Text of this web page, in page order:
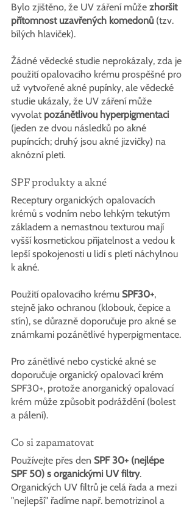
Bylo zjištěno, že UV záření může zhoršit
přítomnost uzavřených komedonů (tzv.
bílých hlaviček).
Žádné vědecké studie neprokázaly, zda je
použití opalovacího krému prospěšné pro
už vytvořené akné pupínky, ale vědecké
studie ukázaly, že UV záření může
vyvolat pozánětlivou hyperpigmentaci
(jeden ze dvou následků po akné
pupíncích; druhý jsou akné jizvičky) na
aknózní pleti.
SPF produkty a akné
Receptury organických opalovacích
krémů s vodním nebo lehkým tekutým
základem a nemastnou texturou mají
vyšší kosmetickou přijatelnost a vedou k
lepší spokojenosti u lidí s pletí náchylnou
k akné.
Použití opalovacího krému SPF30+,
stejně jako ochranou (klobouk, čepice a
stín), se důrazně doporučuje pro akné se
známkami pozánětlivé hyperpigmentace.
Pro zánětlivé nebo cystické akné se
doporučuje organický opalovací krém
SPF30+, protože anorganický opalovací
krém může způsobit podráždění (bolest
a pálení).
Co si zapamatovat
Používejte přes den SPF 30+ (nejlépe
SPF 50) s organickými UV filtry.
Organických UV filtrů je celá řada a mezi
"nejlepší" řadíme např. bemotrizinol a